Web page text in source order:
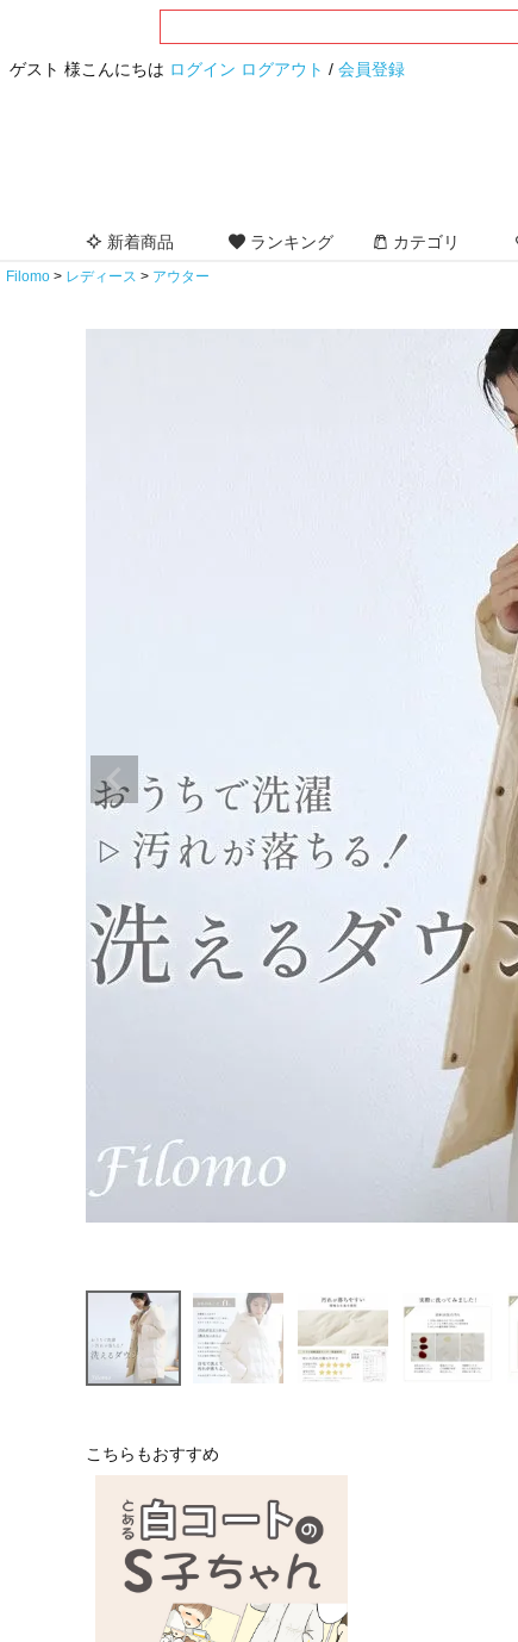
ゲスト 様こんにちは ログイン ログアウト / 会員登録
新着商品 ランキング カテゴリ
Filomo レディース アウター
こちらもおすすめ